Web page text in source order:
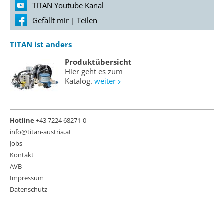
TITAN Youtube Kanal
Gefällt mir | Teilen
TITAN ist anders
Produktübersicht
Hier geht es zum
Katalog. weiter
Hotline+43 7224 68271-0
info@titan-austria.at
Jobs
Kontakt
AVB
Impressum
Datenschutz